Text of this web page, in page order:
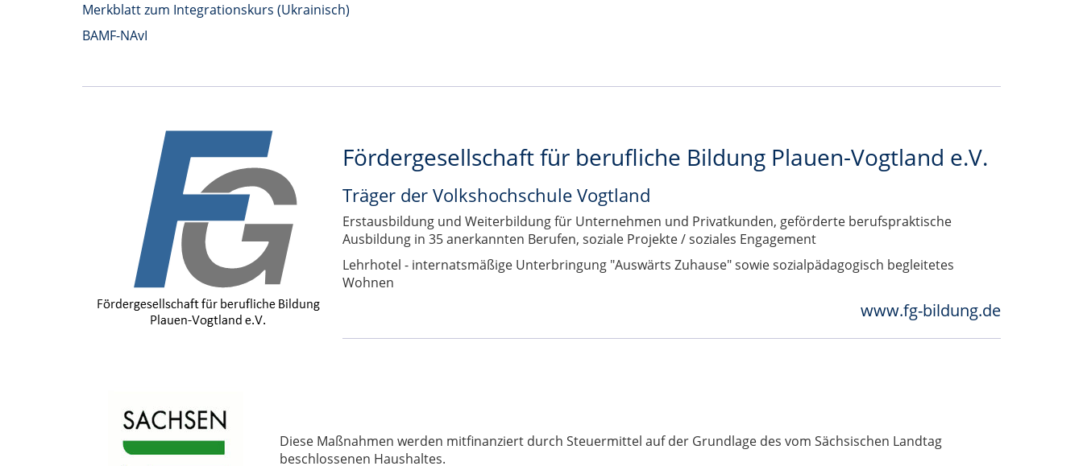
Merkblatt zum Integrationskurs (Ukrainisch)
BAMF-NAvI
Fördergesellschaft für berufliche Bildung Plauen-Vogtland e.V.
Träger der Volkshochschule Vogtland
Erstausbildung und Weiterbildung für Unternehmen und Privatkunden, geförderte berufspraktische
Ausbildung in 35 anerkannten Berufen, soziale Projekte / soziales Engagement
Lehrhotel - internatsmäßige Unterbringung "Auswärts Zuhause" sowie sozialpädagogisch begleitetes
Wohnen
www.fg-bildung.de
Diese Maßnahmen werden mitfinanziert durch Steuermittel auf der Grundlage des vom Sächsischen Landtag
beschlossenen Haushaltes.